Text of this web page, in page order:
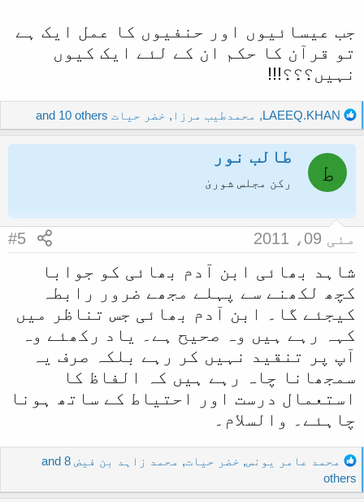
جب عیسائیوں اور حنفیوں کا عمل ایک ہے
تو قرآن کا حکم ان کے لئے ایک کیوں
نہیں؟؟؟!!!
R
e
a
o
n
:
LAEEQ.KHAN
, محمدطیب مرزا , خضر حیات
ط
طالب نور
رکن مجلس شوریٰ
مئی 09، 2011 #5
شاہد بھائی ابن آدم بھائی کو جوابا
کچھ لکھنے سے پہلے مجھے ضرور رابطہ
کیجئے گا۔ ابن آدم بھائی جس تناظر میں
کہہ رہے ہیں وہ صحیح ہے۔ یاد رکھئے وہ
آپ پر تنقید نہیں کر رہے بلکہ صرف یہ
سمجھانا چاہ رہے ہیں کہ الفاظ کا
استعمال درست اور احتیاط کے ساتھ ہونا
چاہئے۔ والسلام۔
R
e
a
محمد عامر یونس, خضر حیات, محمد زاہد بن فیض and 8
others